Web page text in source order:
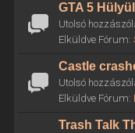
GTA 5
Utolsó
Elküldve Fórum:
Castle
Utolsó
Elküldve Fórum:
Trash Talk